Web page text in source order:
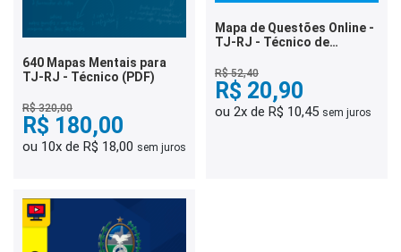
640 Mapas Mentais para
TJ-RJ - Técnico (PDF)
R$ 320,00
R$ 180,00
ou 10x de R$ 18,00 sem juros
Mapa de Questões Online -
TJ-RJ - Técnico de
Questões
R$ 52,40
R$ 20,90
ou 2x de R$ 10,45 sem juros